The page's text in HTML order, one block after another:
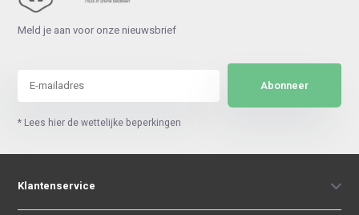
Meld je aan voor onze nieuwsbrief
Abonneer
* Lees hier de wettelijke beperkingen
Klantenservice